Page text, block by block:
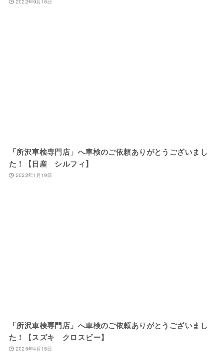
2022年9月16日
「所沢車検専門店」へ車検のご依頼ありがとうございまし
た！【日産 シルフィ】
2022年1月19日
「所沢車検専門店」へ車検のご依頼ありがとうございまし
た！【スズキ クロスビー】
2025年4月15日